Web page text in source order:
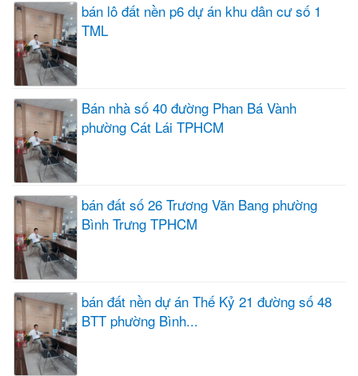
bán lô đất nền p6 dự án khu dân cư số 1
TML
Bán nhà số 40 đường Phan Bá Vành
phường Cát Lái TPHCM
bán đất số 26 Trương Văn Bang phường
Bình Trưng TPHCM
bán đất nền dự án Thế Kỷ 21 đường số 48
BTT phường Bình...